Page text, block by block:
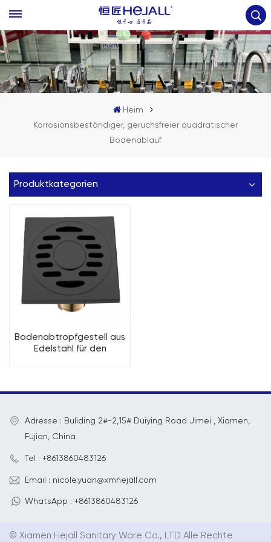
Heim
Korrosionsbeständiger, geruchsfreier quadratischer
Bodenablauf
Produktkategorien
Bodenabtropfgestell aus
Edelstahl für den
Adresse : Buliding 2#-2,15# Duiying Road Jimei , Xiamen,
Fujian, China
Tel : +8613860483126
Email : nicole.yuan@xmhejall.com
WhatsApp : +8613860483126
© Xiamen Hejall Sanitary Ware Co., LTD Alle Rechte